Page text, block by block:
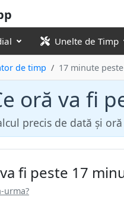
Unelte de Timp
de timp 17 minute peste
oră va fi
precis de dată și
fi peste 17
urma?